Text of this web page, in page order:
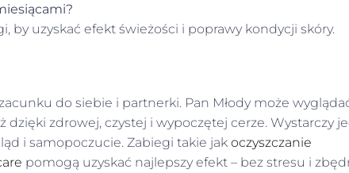
by uzyskać efekt świeżości i poprawy kondycji skóry.
do siebie i partnerki. Pan Młody może
zdrowej, czystej i wypoczętej cerze. Wystarczy
i samopoczucie. Zabiegi takie jak oczyszczanie
pomogą uzyskać najlepszy efekt – bez stresu i